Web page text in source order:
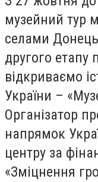
музейний тур
селами
другого етапу
відкриваємо
України –
Організатор
напрямок
центру за
«Зміцнення